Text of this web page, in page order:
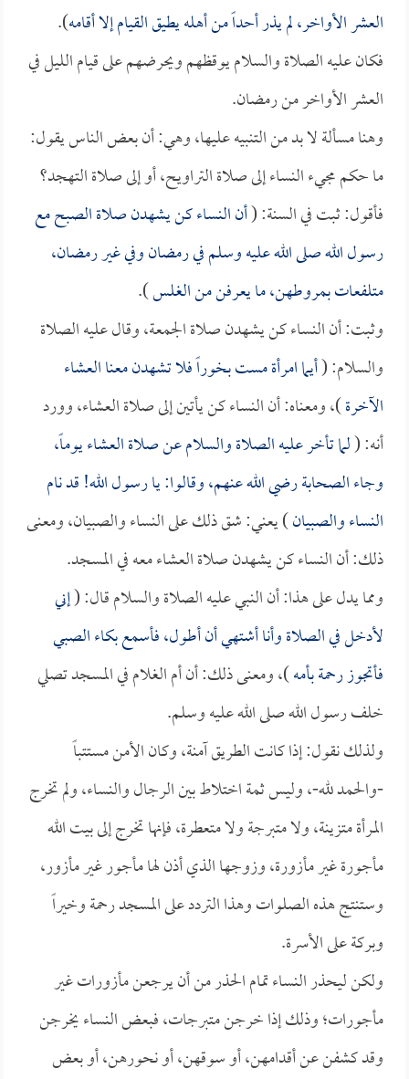
العشر الأواخر، لم يذر أحداً من أهله يطيق القيام إلا أقامه).
فكان عليه الصلاة والسلام يوقظهم ويحرضهم على قيام الليل في
العشر الأواخر من رمضان.
وهنا مسألة لا بد من التنبيه عليها، وهي: أن بعض الناس يقول:
ما حكم مجيء النساء إلى صلاة التراويح، أو إلى صلاة التهجد؟
فأقول: ثبت في السنة: (أن النساء كن يشهدن صلاة الصبح مع
رسول الله صلى الله عليه وسلم في رمضان وفي غير رمضان،
متلفعات بمروطهن، ما يعرفن من الغلس).
وثبت: أن النساء كن يشهدن صلاة الجمعة، وقال عليه الصلاة
والسلام: (أيما امرأة مست بخوراً فلا تشهدن معنا العشاء
الآخرة)، ومعناه: أن النساء كن يأتين إلى صلاة العشاء، وورد
أنه: (لما تأخر عليه الصلاة والسلام عن صلاة العشاء يوماً،
وجاء الصحابة رضي الله عنهم، وقالوا: يا رسول الله! قد نام
النساء والصبيان) يعني: شق ذلك على النساء والصبيان، ومعنى
ذلك: أن النساء كن يشهدن صلاة العشاء معه في المسجد.
ومما يدل على هذا: أن النبي عليه الصلاة والسلام قال: (إني
لأدخل في الصلاة وأنا أشتهي أن أطول، فأسمع بكاء الصبي
فأتجوز رحمة بأمه)، ومعنى ذلك: أن أم الغلام في المسجد تصلي
خلف رسول الله صلى الله عليه وسلم.
ولذلك نقول: إذا كانت الطريق آمنة، وكان الأمن مستتباً
-والحمد لله-، وليس ثمة اختلاط بين الرجال والنساء، ولم تخرج
المرأة متزينة، ولا متبرجة ولا متعطرة، فإنها تخرج إلى بيت الله
مأجورة غير مأزورة، وزوجها الذي أذن لها مأجور غير مأزور،
وستنتج هذه الصلوات وهذا التردد على المسجد رحمة وخيراً
وبركة على الأسرة.
ولكن ليحذر النساء تمام الحذر من أن يرجعن مأزورات غير
مأجورات؛ وذلك إذا خرجن متبرجات، فبعض النساء يخرجن
وقد كشفن عن أقدامهن، أو سوقهن، أو نحورهن، أو بعض